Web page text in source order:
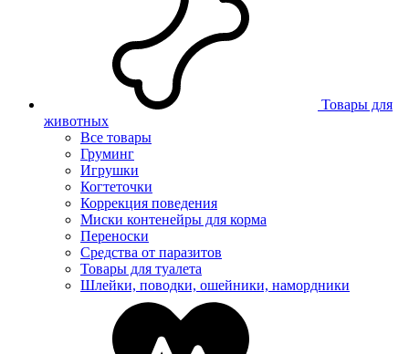
Товары для
животных
Все товары
Груминг
Игрушки
Когтеточки
Коррекция поведения
Миски контенейры для корма
Переноски
Средства от паразитов
Товары для туалета
Шлейки, поводки, ошейники, намордники